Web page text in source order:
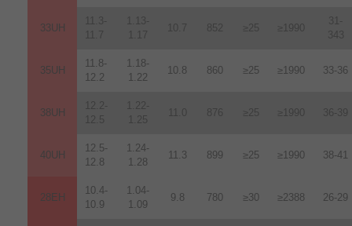
33UH
11.3-
11.7
1.13-
1.17
10.7 852 ≥25 ≥1990
31-
343
35UH
11.8-
12.2
1.18-
1.22
10.8 860 ≥25 ≥1990 33-36
38UH
12.2-
12.5
1.22-
1.25
11.0 876 ≥25 ≥1990 36-39
40UH
12.5-
12.8
1.24-
1.28
11.3 899 ≥25 ≥1990 38-41
28EH
10.4-
10.9
1.04-
1.09
9.8 780 ≥30 ≥2388 26-29